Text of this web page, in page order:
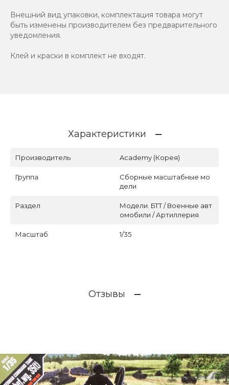
Внешний вид упаковки, комплектация товара могут
быть изменены производителем без предварительного
уведомления.
Клей и краски в комплект не входят.
Характеристики
Производитель Academy (Корея)
Группа
Сборные масштабные мо
дели
Раздел
Модели. БТТ / Военные авт
омобили / Артиллерия
Масштаб 1/35
Отзывы